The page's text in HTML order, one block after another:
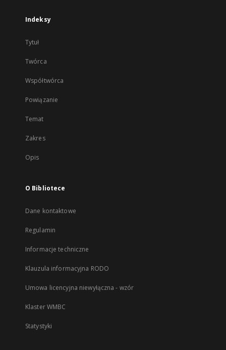
Indeksy
Tytuł
Twórca
Współtwórca
Powiązanie
Temat
Zakres
Opis
O Bibliotece
Dane kontaktowe
Regulamin
Informacje techniczne
Klauzula informacyjna RODO
Umowa licencyjna niewyłączna - wzór
Klaster WMBC
Statystyki